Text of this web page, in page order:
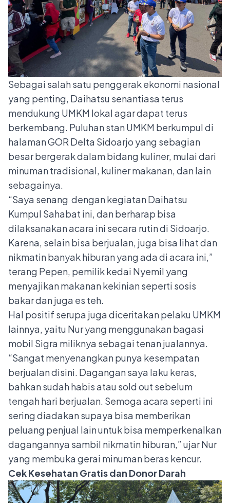
Sebagai salah satu penggerak ekonomi nasional
yang penting, Daihatsu senantiasa terus
mendukung UMKM lokal agar dapat terus
berkembang. Puluhan stan UMKM berkumpul di
halaman GOR Delta Sidoarjo yang sebagian
besar bergerak dalam bidang kuliner, mulai dari
minuman tradisional, kuliner makanan, dan lain
sebagainya.
“Saya senang dengan kegiatan Daihatsu
Kumpul Sahabat ini, dan berharap bisa
dilaksanakan acara ini secara rutin di Sidoarjo.
Karena, selain bisa berjualan, juga bisa lihat dan
nikmatin banyak hiburan yang ada di acara ini,”
terang Pepen, pemilik kedai Nyemil yang
menyajikan makanan kekinian seperti sosis
bakar dan juga es teh.
Hal positif serupa juga diceritakan pelaku UMKM
lainnya, yaitu Nur yang menggunakan bagasi
mobil Sigra miliknya sebagai tenan jualannya.
“Sangat menyenangkan punya kesempatan
berjualan disini. Dagangan saya laku keras,
bahkan sudah habis atau sold out sebelum
tengah hari berjualan. Semoga acara seperti ini
sering diadakan supaya bisa memberikan
peluang penjual lain untuk bisa memperkenalkan
dagangannya sambil nikmatin hiburan,” ujar Nur
yang membuka gerai minuman beras kencur.
Cek Kesehatan Gratis dan Donor Darah